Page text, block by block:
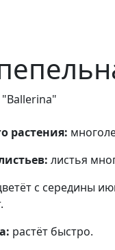
растения:
листья
с середины
растёт быстро.